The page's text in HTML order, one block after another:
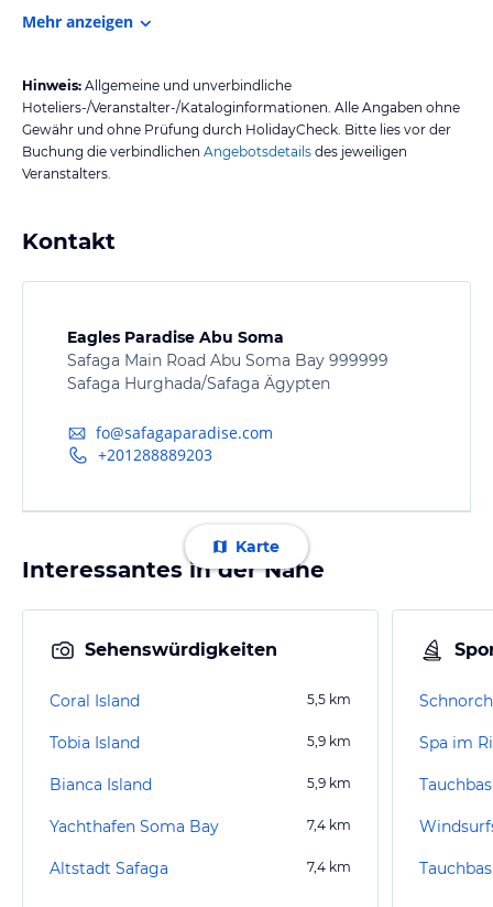
Mehr anzeigen
Hinweis: Allgemeine und unverbindliche
Hoteliers-/Veranstalter-/Kataloginformationen. Alle Angaben ohne
Gewähr und ohne Prüfung durch HolidayCheck. Bitte lies vor der
Buchung die verbindlichen Angebotsdetails des jeweiligen
Veranstalters.
Kontakt
Eagles Paradise Abu Soma
Safaga Main Road Abu Soma Bay 999999
Safaga Hurghada/Safaga Ägypten
fo@safagaparadise.com
+201288889203
Karte
Interessantes in der Nähe
Sehenswürdigkeiten
Coral Island 5,5 km
Tobia Island 5,9 km
Bianca Island 5,9 km
Yachthafen Soma Bay 7,4 km
Altstadt Safaga 7,4 km
Spa im